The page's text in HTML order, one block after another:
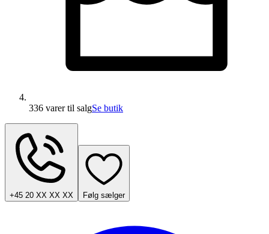
336 varertil salgSe butik
+45 20 XX XX XX Følg sælger